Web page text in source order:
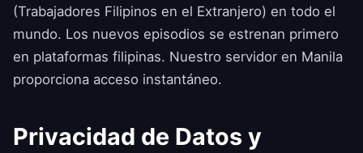
(Trabajadores Filipinos en el Extranjero) en todo el
mundo. Los nuevos episodios se estrenan primero
en plataformas filipinas. Nuestro servidor en Manila
proporciona acceso instantáneo.
Privacidad de Datos y